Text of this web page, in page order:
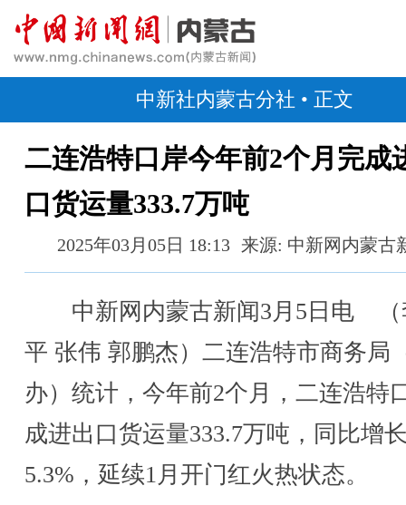
中新社内蒙古分社 • 正文
二连浩特口岸今年前2个月完成
口货运量333.7万吨
2025年03月05日 18:13 来源: 中新网内蒙古
中新网内蒙古新闻3月5日电 （
平 张伟 郭鹏杰）二连浩特市商务局
办）统计，今年前2个月，二连浩特
成进出口货运量333.7万吨，同比增
5.3%，延续1月开门红火热状态。